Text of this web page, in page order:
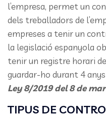
l’empresa, permet un
dels treballadors de
empreses a tenir un
la legislació espanyola
tenir un registre horari
guardar-ho durant 4
Ley 8/2019 del 8 de
TIPUS DE